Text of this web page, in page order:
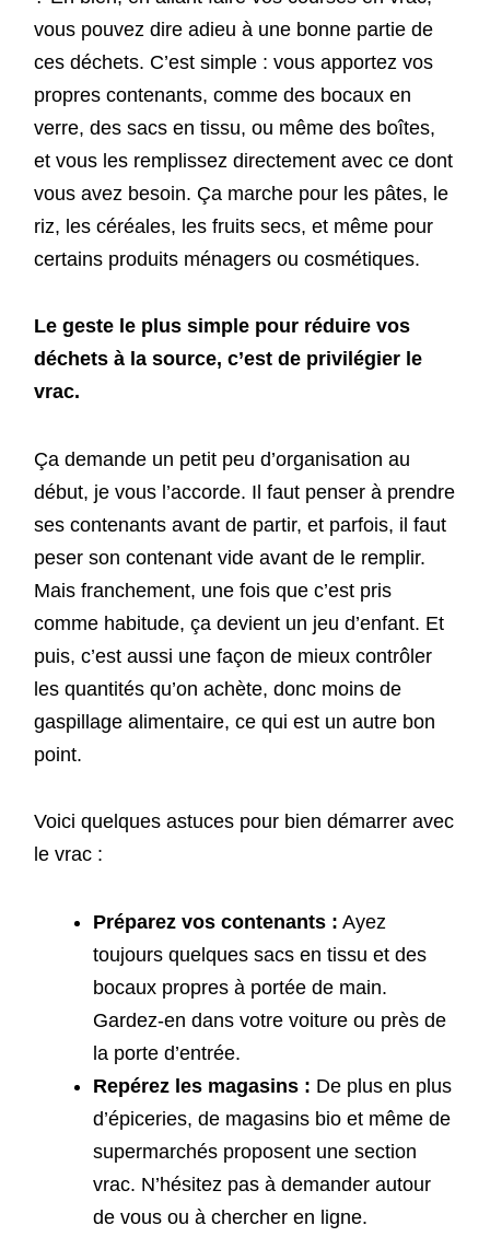
vous pouvez dire adieu à une bonne partie de
ces déchets. C’est simple : vous apportez vos
propres contenants, comme des bocaux en
verre, des sacs en tissu, ou même des boîtes,
et vous les remplissez directement avec ce dont
vous avez besoin. Ça marche pour les pâtes, le
riz, les céréales, les fruits secs, et même pour
certains produits ménagers ou cosmétiques.
Le geste le plus simple pour réduire vos
déchets à la source, c’est de privilégier le
vrac.
Ça demande un petit peu d’organisation au
début, je vous l’accorde. Il faut penser à prendre
ses contenants avant de partir, et parfois, il faut
peser son contenant vide avant de le remplir.
Mais franchement, une fois que c’est pris
comme habitude, ça devient un jeu d’enfant. Et
puis, c’est aussi une façon de mieux contrôler
les quantités qu’on achète, donc moins de
gaspillage alimentaire, ce qui est un autre bon
point.
Voici quelques astuces pour bien démarrer avec
le vrac :
Préparez vos contenants : Ayez
toujours quelques sacs en tissu et des
bocaux propres à portée de main.
Gardez-en dans votre voiture ou près de
la porte d’entrée.
Repérez les magasins : De plus en plus
d’épiceries, de magasins bio et même de
supermarchés proposent une section
vrac. N’hésitez pas à demander autour
de vous ou à chercher en ligne.